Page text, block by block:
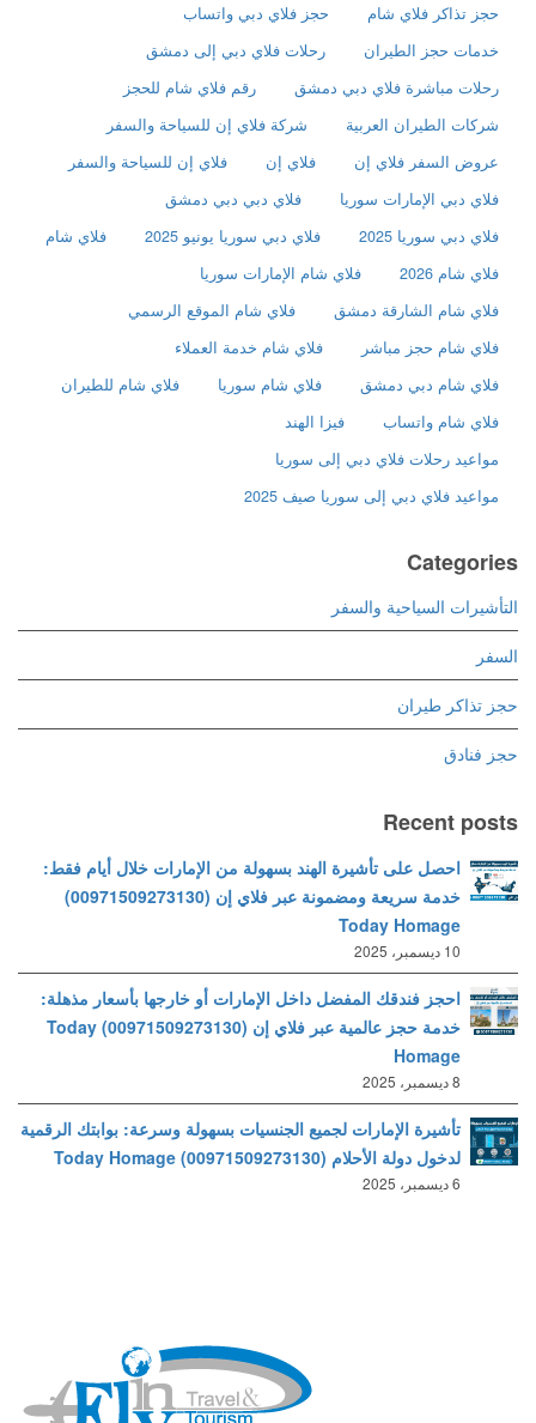
حجز تذاكر فلاي شام
حجز فلاي دبي واتساب
خدمات حجز الطيران
رحلات فلاي دبي إلى دمشق
رحلات مباشرة فلاي دبي دمشق
رقم فلاي شام للحجز
شركات الطيران العربية
شركة فلاي إن للسياحة والسفر
عروض السفر فلاي إن
فلاي إن
فلاي إن للسياحة والسفر
فلاي دبي الإمارات سوريا
فلاي دبي دبي دمشق
فلاي دبي سوريا 2025
فلاي دبي سوريا يونيو 2025
فلاي شام
فلاي شام 2026
فلاي شام الإمارات سوريا
فلاي شام الشارقة دمشق
فلاي شام الموقع الرسمي
فلاي شام حجز مباشر
فلاي شام خدمة العملاء
فلاي شام دبي دمشق
فلاي شام سوريا
فلاي شام للطيران
فلاي شام واتساب
فيزا الهند
مواعيد رحلات فلاي دبي إلى سوريا
مواعيد فلاي دبي إلى سوريا صيف 2025
Categories
التأشيرات السياحية والسفر
السفر
حجز تذاكر طيران
حجز فنادق
Recent posts
احصل على تأشيرة الهند بسهولة من الإمارات خلال أيام فقط:
خدمة سريعة ومضمونة عبر فلاي إن (00971509273130)
Today Homage
10 ديسمبر، 2025
احجز فندقك المفضل داخل الإمارات أو خارجها بأسعار مذهلة:
خدمة حجز عالمية عبر فلاي إن (00971509273130) Today
Homage
8 ديسمبر، 2025
تأشيرة الإمارات لجميع الجنسيات بسهولة وسرعة: بوابتك الرقمية
لدخول دولة الأحلام (00971509273130) Today Homage
6 ديسمبر، 2025